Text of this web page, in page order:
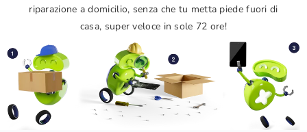
riparazione a domicilio, senza che tu metta piede fuori di
casa, super veloce in sole 72 ore!